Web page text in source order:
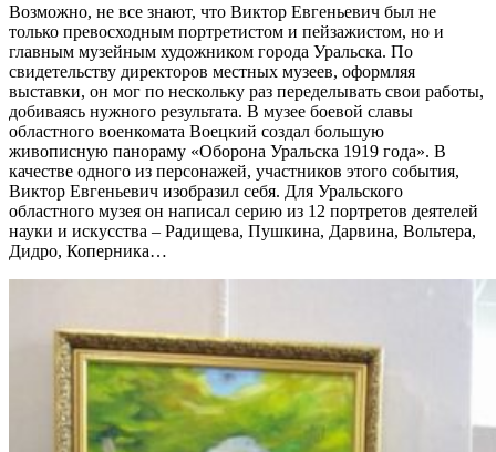
Возможно, не все знают, что Виктор Евгеньевич был не
только превосходным портретистом и пейзажистом, но и
главным музейным художником города Уральска. По
свидетельству директоров местных музеев, оформляя
выставки, он мог по нескольку раз переделывать свои работы,
добиваясь нужного результата. В музее боевой славы
областного военкомата Воецкий создал большую
живописную панораму «Оборона Уральска 1919 года». В
качестве одного из персонажей, участников этого события,
Виктор Евгеньевич изобразил себя. Для Уральского
областного музея он написал серию из 12 портретов деятелей
науки и искусства – Радищева, Пушкина, Дарвина, Вольтера,
Дидро, Коперника…